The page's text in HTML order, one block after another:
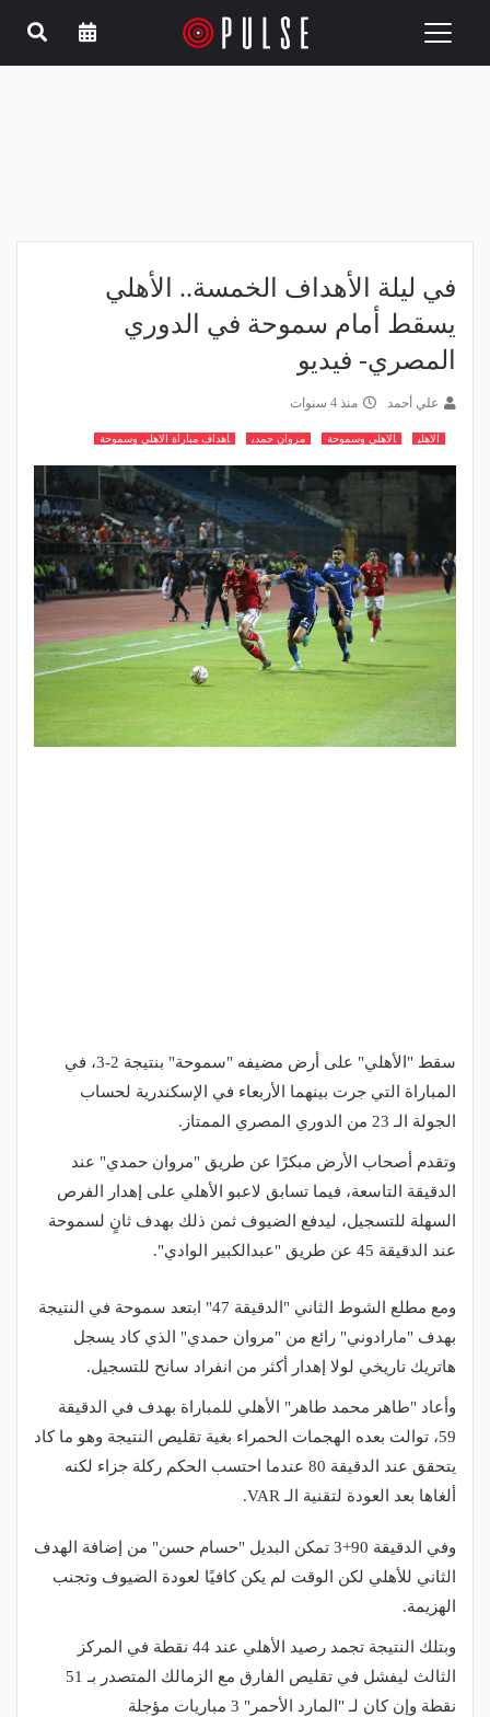
Toggle
في ليلة الأهداف الخمسة.. الأهلي
يسقط أمام سموحة في الدوري
المصري- فيديو
علي أحمد منذ 4 سنوات
الاهلي الاهلي وسموحة مروان حمدي اهداف مباراة الاهلي وسموحة
سقط "الأهلي" على أرض مضيفه "سموحة" بنتيجة 2-3، في
المباراة التي جرت بينهما الأربعاء في الإسكندرية لحساب
الجولة الـ 23 من الدوري المصري الممتاز.
وتقدم أصحاب الأرض مبكرًا عن طريق "مروان حمدي" عند
الدقيقة التاسعة، فيما تسابق لاعبو الأهلي على إهدار الفرص
السهلة للتسجيل، ليدفع الضيوف ثمن ذلك بهدف ثانٍ لسموحة
عند الدقيقة 45 عن طريق "عبدالكبير الوادي".
ومع مطلع الشوط الثاني "الدقيقة 47" ابتعد سموحة في النتيجة
بهدف "مارادوني" رائع من "مروان حمدي" الذي كاد يسجل
هاتريك تاريخي لولا إهدار أكثر من انفراد سانح للتسجيل.
وأعاد "طاهر محمد طاهر" الأهلي للمباراة بهدف في الدقيقة
59، توالت بعده الهجمات الحمراء بغية تقليص النتيجة وهو ما كاد
يتحقق عند الدقيقة 80 عندما احتسب الحكم ركلة جزاء لكنه
ألغاها بعد العودة لتقنية الـ VAR.
وفي الدقيقة 90+3 تمكن البديل "حسام حسن" من إضافة الهدف
الثاني للأهلي لكن الوقت لم يكن كافيًا لعودة الضيوف وتجنب
الهزيمة.
وبتلك النتيجة تجمد رصيد الأهلي عند 44 نقطة في المركز
الثالث ليفشل في تقليص الفارق مع الزمالك المتصدر بـ 51
نقطة وإن كان لـ "المارد الأحمر" 3 مباريات مؤجلة